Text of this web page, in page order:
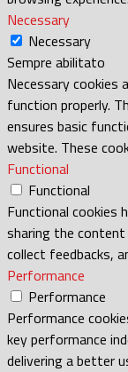
Necessary
Necessary
Sempre abilitato
Necessary
function properly.
ensures basic
website. These
Functional
Functional
Functional cookies
sharing the
collect feedbacks,
Performance
Performance
Performance
key performance
delivering a better